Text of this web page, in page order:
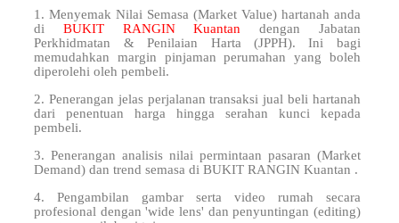
1. Menyemak Nilai Semasa (Market Value) hartanah anda
diBUKIT RANGIN Kuantan dengan Jabatan
Perkhidmatan & Penilaian Harta (JPPH). Ini bagi
memudahkan margin pinjaman perumahan yang boleh
diperolehi oleh pembeli.
2. Penerangan jelas perjalanan transaksi jual beli hartanah
dari penentuan harga hingga serahan kunci kepada
pembeli.
3. Penerangan analisis nilai permintaan pasaran (Market
Demand) dan trend semasa di BUKIT RANGIN Kuantan .
4. Pengambilan gambar serta video rumah secara
profesional dengan 'wide lens' dan penyuntingan (editing)